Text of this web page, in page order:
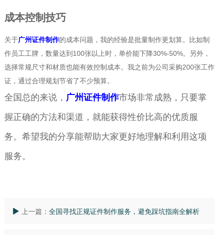
成本控制技巧
关于广州证件制作的成本问题，我的经验是批量制作更划算。比如制
作员工工牌，数量达到100张以上时，单价能下降30%-50%。另外，
选择常规尺寸和材质也能有效控制成本。我之前为公司采购200张工作
证，通过合理规划节省了不少预算。
全国总的来说， 广州证件制作市场非常成熟，只要掌
握正确的方法和渠道，就能获得性价比高的优质服
务。希望我的分享能帮助大家更好地理解和利用这项
服务。
上一篇： 全国寻找正规证件制作服务，避免踩坑指南全解析